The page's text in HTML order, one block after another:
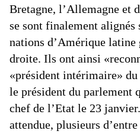
Bretagne, l’Allemagne et
se sont finalement alignés
nations d’Amérique latine
droite. Ils ont ainsi
«président intérimaire» du
le président du parlement
chef de l’Etat le 23
attendue, plusieurs